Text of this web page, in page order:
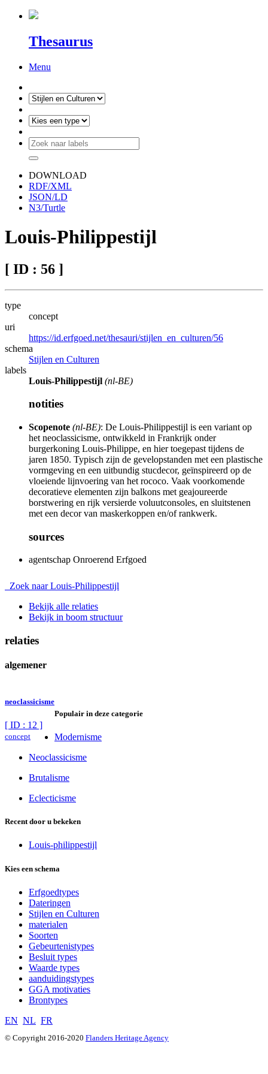
Thesaurus
Menu
DOWNLOAD
RDF/XML
JSON/LD
N3/Turtle
Louis-Philippestijl
[ ID : 56 ]
type
concept
uri
https://id.erfgoed.net/thesauri/stijlen_en_culturen/56
schema
Stijlen en Culturen
labels
Louis-Philippestijl (nl-BE)
notities
Scopenote (nl-BE): De Louis-Philippestijl is een variant op
het neoclassicisme, ontwikkeld in Frankrijk onder
burgerkoning Louis-Philippe, en hier toegepast tijdens de
jaren 1850. Typisch zijn de gevelopstanden met een plastische
vormgeving en een uitbundig stucdecor, geïnspireerd op de
vloeiende lijnvoering van het rococo. Vaak voorkomende
decoratieve elementen zijn balkons met geajoureerde
borstwering en rijk versierde voluutconsoles, en sluitstenen
met een decor van maskerkoppen en/of rankwerk.
sources
agentschap Onroerend Erfgoed
Zoek naar Louis-Philippestijl
Bekijk alle relaties
Bekijk in boom structuur
relaties
algemener
neoclassicisme
[ ID : 12 ]
concept
Populair in deze categorie
Modernisme
Neoclassicisme
Brutalisme
Eclecticisme
Recent door u bekeken
Louis-philippestijl
Kies een schema
Erfgoedtypes
Dateringen
Stijlen en Culturen
materialen
Soorten
Gebeurtenistypes
Besluit types
Waarde types
aanduidingstypes
GGA motivaties
Brontypes
EN NL FR
© Copyright 2016-2020 Flanders Heritage Agency